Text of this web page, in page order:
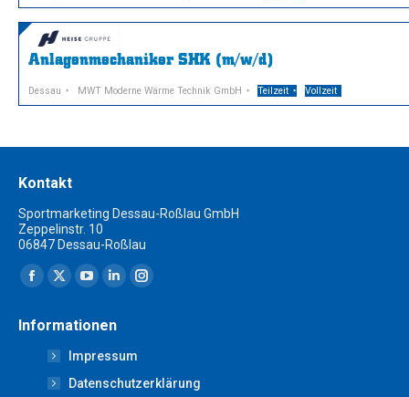
Anlagenmechaniker SHK (m/w/d)
Dessau MWT Moderne Wärme Technik GmbH Teilzeit Vollzeit
Kontakt
Sportmarketing Dessau-Roßlau GmbH
Zeppelinstr. 10
06847 Dessau-Roßlau
Finden Sie uns auf:
Facebook
opens
new
X
opens
in
new
YouTube
opens
in
new
Linkedin
opens
in
new
Instagram
new
Informationen
Impressum
Datenschutzerklärung